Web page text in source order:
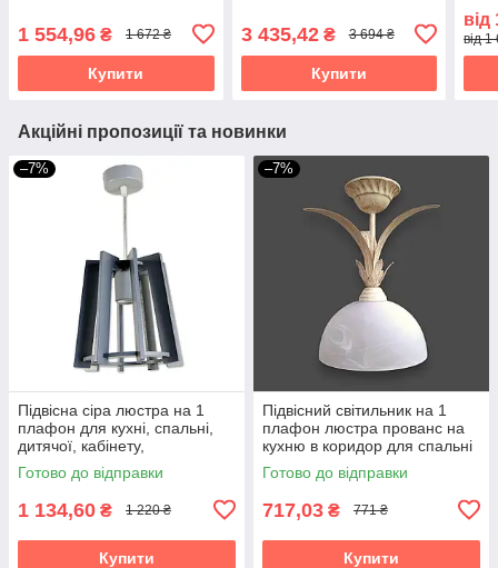
коридору, гардеробної
Троя/1 біла
1 554,96 ₴ 1 672 ₴
Купити
Вегас-70/2 натуральний
3 435,42₴ 3 694 ₴
Купити
від
від
Акційні пропозиції та новинки
–7%
Підвісна сіра люстра на 1
плафон для кухні, спальні,
дитячої, кабінету,
гардеробної Підвіс Лофт
Готово до відправки
1 134,60 ₴ 1 220 ₴
Купити
–7%
Підвісний світильник на 1
плафон люстра прованс на
кухню в коридор для спальні
дитячої кабінету гардеробної
Підвіс малий/1 беж
Готово до відправки
717,03 ₴ 771 ₴
Купити